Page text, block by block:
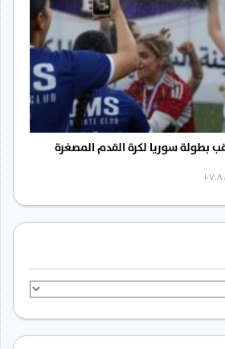
سوريا لكرة القدم المصغرة